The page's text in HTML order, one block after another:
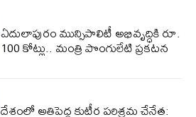
ఏదులాపురం మున్సిపాలిటీ అభివృద్ధికి రూ.
100 కోట్లు.. మంత్రి పొంగులేటి ప్రకటన
దేశంలో అతిపెద్ద కుటీర పరిశ్రమ చేనేత: